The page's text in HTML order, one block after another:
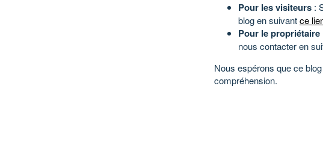
Pour les visiteurs :
blog en suivantce
Pour le propriétaire
nous contacter en
Nous espérons que ce
compréhension.